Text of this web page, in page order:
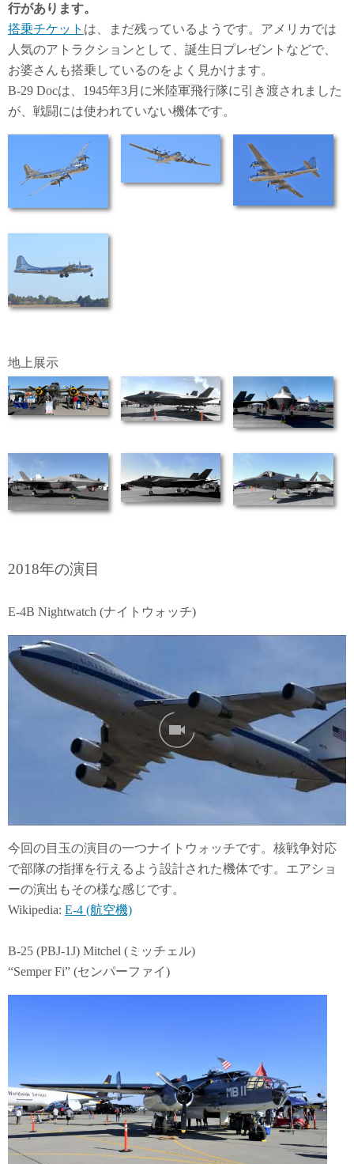
行があります。
搭乗チケット は、まだ残っているようです。アメリカでは
人気のアトラクションとして、誕生日プレゼントなどで、
お婆さんも搭乗しているのをよく見かけます。
B-29 Docは、1945年3月に米陸軍飛行隊に引き渡されました
が、戦闘には使われていない機体です。
地上展示
2018年の演目
E-4B Nightwatch (ナイトウォッチ)
今回の目玉の演目の一つナイトウォッチです。核戦争対応
で部隊の指揮を行えるよう設計された機体です。エアショ
ーの演出もその様な感じです。
Wikipedia: E-4 (航空機)
B-25 (PBJ-1J) Mitchel (ミッチェル)
“Semper Fi” (センパーファイ)